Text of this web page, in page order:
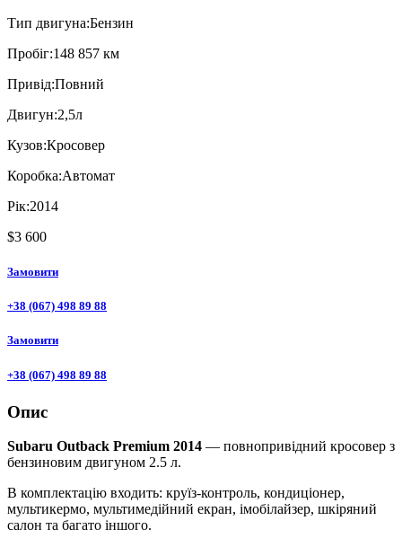
Тип двигуна:Бензин
Пробiг:148 857 км
Привiд:Повний
Двигун:2,5л
Кузов:Кросовер
Коробка:Автомат
Рік:2014
$3 600
Замовити
+38 (067) 498 89 88
Замовити
+38 (067) 498 89 88
Опис
Subaru Outback Premium 2014 — повнопривідний кросовер з
бензиновим двигуном 2.5 л.
В комплектацію входить: круїз-контроль, кондиціонер,
мультикермо, мультимедійний екран, імобілайзер, шкіряний
салон та багато іншого.